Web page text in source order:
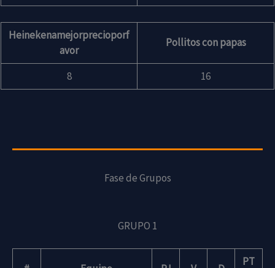
Heinekenamejorprecioporf
avor
Pollitos con papas
8 16
Fase de Grupos
GRUPO 1
PT